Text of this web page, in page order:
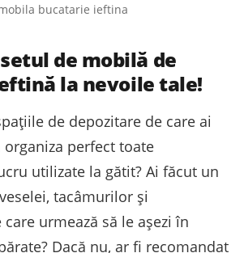
bucatarie ieftina
de mobilă de
la nevoile tale!
de depozitare de care ai
perfect toate
utilizate la gătit? Ai făcut un
tacâmurilor și
urmează să le așezi în
Dacă nu, ar fi recomandat